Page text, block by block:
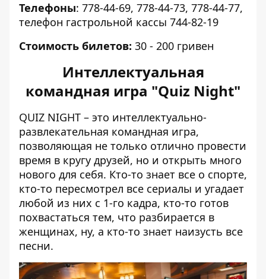
Телефоны: 778-44-69, 778-44-73, 778-44-77,
телефон гастрольной кассы 744-82-19
Стоимость билетов: 30 - 200 гривен
Интеллектуальная
командная игра "Quiz Night"
QUIZ NIGHT – это интеллектуально-
развлекательная командная игра,
позволяющая не только отлично провести
время в кругу друзей, но и открыть много
нового для себя. Кто-то знает все о спорте,
кто-то пересмотрел все сериалы и угадает
любой из них с 1-го кадра, кто-то готов
похвастаться тем, что разбирается в
женщинах, ну, а кто-то знает наизусть все
песни.